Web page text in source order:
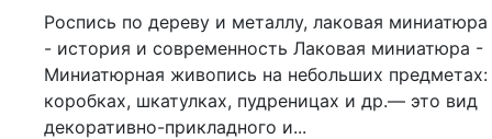
Роспись по дереву и металлу, лаковая миниатюра
- история и современность Лаковая миниатюра -
Миниатюрная живопись на небольших предметах:
коробках, шкатулках, пудреницах и др.— это вид
декоративно-прикладного и...